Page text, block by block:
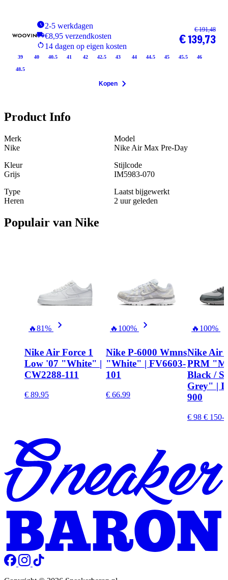
2-5 werkdagen
€8,95 verzendkosten
14 dagen op eigen kosten
39 40 40.5 41 42 42.5 43 44 44.5 45 45.5 46
48.5
€ 191,48
€ 139,73
Kopen
Product Info
Merk
Nike
Model
Nike Air Max Pre-Day
Kleur
Grijs
Stijlcode
IM5983-070
Type
Heren
Laatst bijgewerkt
2 uur geleden
Populair van Nike
🔥81%
Nike Air Force 1
Low '07 "White" |
CW2288-111
€ 89.95
🔥 100%
Nike P-6000 Wmns
"White" | FV6603-
101
€ 66.99
🔥 100%
Nike Air
PRM
Black /
Grey" |
900
€ 98 € 150-